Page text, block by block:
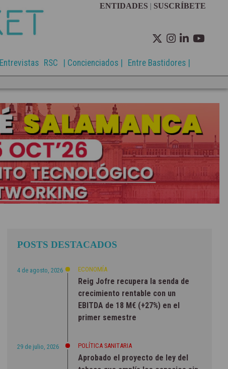
ENTIDADES | SUSCRÍBETE
Entrevistas RSC | Concienciados | Entre Bastidores |
POSTS DESTACADOS
4 de agosto, 2026 ECONOMÍA
Reig Jofre recupera la senda de
crecimiento rentable con un
EBITDA de 18 M€ (+27%) en el
primer semestre
29 de julio, 2026 POLÍTICA SANITARIA
Aprobado el proyecto de ley del